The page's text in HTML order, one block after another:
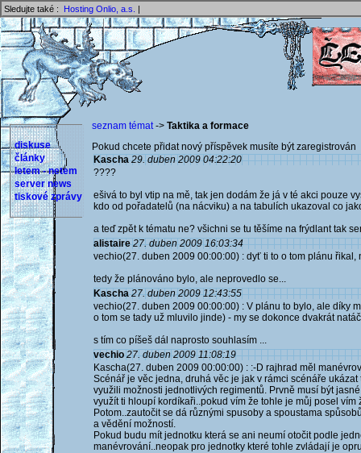
Sledujte také : Hosting Onlio, a.s. |
diskuse
články
letem - netem
server news
tiskové zprávy
seznam témat-> Taktika a formace
Pokud chcete přidat nový příspěvek musíte být
Kascha 29. duben 2009 04:22:20
????
ešivá to byl vtip na mě, tak jen dodám že já v té akci pouze
kdo od pořadatelů (na nácviku) a na tabulích ukazoval co
a teď zpět k tématu ne? všichni se tu těšíme na frýdlant tak
alistaire 27. duben 2009 16:03:34
vechio(27. duben 2009 00:00:00) : dyť ti to o tom plánu řikal,
tedy že plánováno bylo, ale neprovedlo se...
Kascha 27. duben 2009 12:43:55
vechio(27. duben 2009 00:00:00) : V plánu to bylo, ale díky
o tom se tady už mluvilo jinde) - my se dokonce dvakrát
s tím co píšeš dál naprosto souhlasím ...
vechio 27. duben 2009 11:08:19
Kascha(27. duben 2009 00:00:00) : :-D rajhrad měl
Scénář je věc jedna, druhá věc je jak v rámci scénáře
využili možnosti jednotlivých regimentů. Prvně musí být
využít ti hloupí kordíkaři..pokud vím že tohle je můj posel vím
Potom..zautočit se dá různými spusoby a spoustama
a vědění možností.
Pokud budu mít jednotku která se ani neumí otočit podle
manévrování..neopak pro jednotky které tohle zvládají je